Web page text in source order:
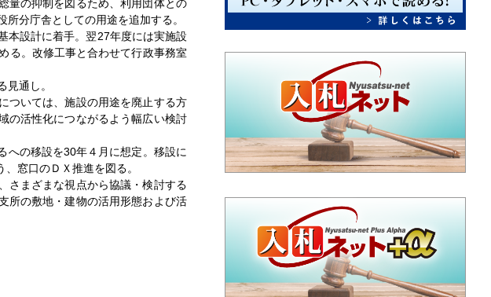
量の抑制を図るため、利用団体との
分庁舎としての用途を追加する。
本設計に着手。翌27年度には実施設
る。改修工事と合わせて行政事務室
通し。
ついては、施設の用途を廃止する方
の活性化につながるよう幅広い検討
への移設を30年４月に想定。移設に
窓口のＤＸ推進を図る。
さまざまな視点から協議・検討する
所の敷地・建物の活用形態および活